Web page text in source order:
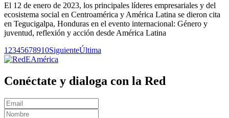
El 12 de enero de 2023, los principales líderes empresariales y del
ecosistema social en Centroamérica y América Latina se dieron cita
en Tegucigalpa, Honduras en el evento internacional: Género y
juventud, reflexión y acción desde América Latina
1 2345678910SiguienteÚltima
Conéctate y dialoga con la Red